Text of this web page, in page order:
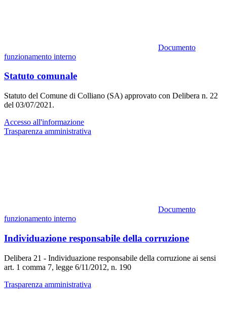
Documento
funzionamento interno
Statuto comunale
Statuto del Comune di Colliano (SA) approvato con Delibera n. 22
del 03/07/2021.
Accesso all'informazione
Trasparenza amministrativa
Documento
funzionamento interno
Individuazione responsabile della corruzione
Delibera 21 - Individuazione responsabile della corruzione ai sensi
art. 1 comma 7, legge 6/11/2012, n. 190
Trasparenza amministrativa